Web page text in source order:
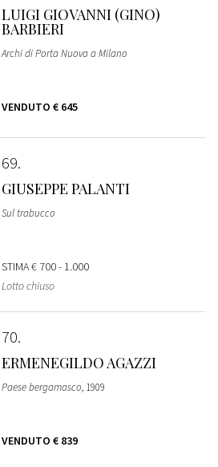
LUIGI GIOVANNI (GINO)
BARBIERI
Archi di Porta Nuova a Milano
VENDUTO € 645
69
GIUSEPPE PALANTI
Sul trabucco
STIMA€ 700 - 1.000
Lotto chiuso
70
ERMENEGILDO AGAZZI
Paese bergamasco, 1909
VENDUTO € 839